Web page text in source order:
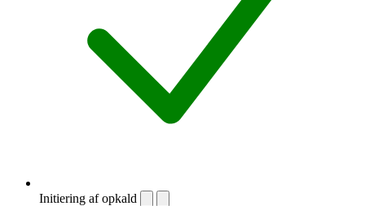
Initiering af opkald